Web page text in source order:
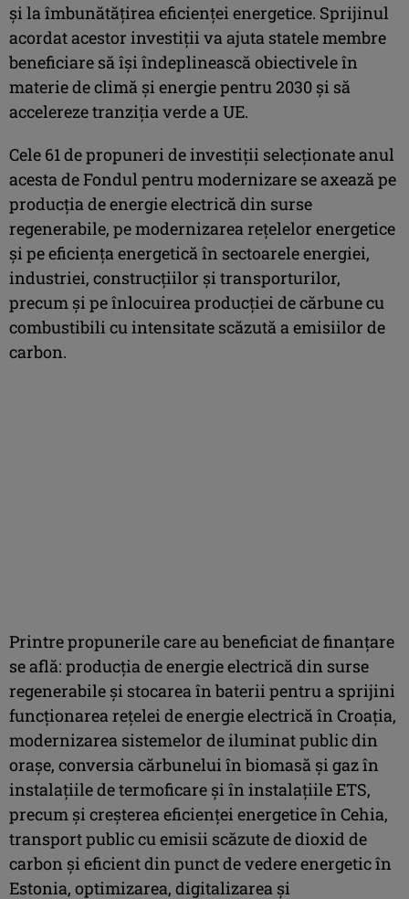
şi la îmbunătăţirea eficienţei energetice. Sprijinul
acordat acestor investiţii va ajuta statele membre
beneficiare să îşi îndeplinească obiectivele în
materie de climă şi energie pentru 2030 şi să
accelereze tranziţia verde a UE.
Cele 61 de propuneri de investiţii selecţionate anul
acesta de Fondul pentru modernizare se axează pe
producţia de energie electrică din surse
regenerabile, pe modernizarea reţelelor energetice
şi pe eficienţa energetică în sectoarele energiei,
industriei, construcţiilor şi transporturilor,
precum şi pe înlocuirea producţiei de cărbune cu
combustibili cu intensitate scăzută a emisiilor de
carbon.
Printre propunerile care au beneficiat de finanţare
se află: producţia de energie electrică din surse
regenerabile şi stocarea în baterii pentru a sprijini
funcţionarea reţelei de energie electrică în Croaţia,
modernizarea sistemelor de iluminat public din
oraşe, conversia cărbunelui în biomasă şi gaz în
instalaţiile de termoficare şi în instalaţiile ETS,
precum şi creşterea eficienţei energetice în Cehia,
transport public cu emisii scăzute de dioxid de
carbon şi eficient din punct de vedere energetic în
Estonia, optimizarea, digitalizarea şi